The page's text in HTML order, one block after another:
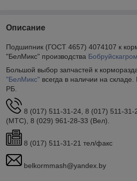
Описание
Подшипник (ГОСТ 4657) 4074107 к
"БелМикс" производства
Большой выбор запчастей к
"БелМикс" всегда в наличии на
РБ.
8 (017) 511-31-24, 8 (017) 511-
(МТС), 8 (029) 961-28-33 (Вел).
8 (017) 511-31-21 тел/факс
belkormmash@yandex.by